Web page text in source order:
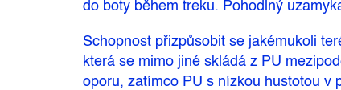
do boty během treku. Pohodlný
Schopnost přizpůsobit se jakémukoli
která se mimo jiné skládá z PU
oporu, zatímco PU s nízkou hustotou v